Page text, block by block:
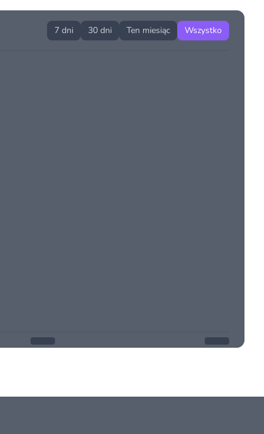
7 dni 30 dni Ten miesiąc Wszystko